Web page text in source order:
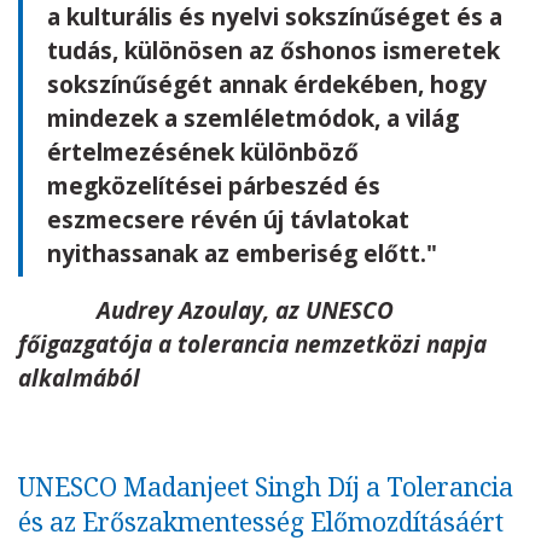
a kulturális és nyelvi sokszínűséget és a
tudás, különösen az őshonos ismeretek
sokszínűségét annak érdekében, hogy
mindezek a szemléletmódok, a világ
értelmezésének különböző
megközelítései párbeszéd és
eszmecsere révén új távlatokat
nyithassanak az emberiség előtt."
Audrey Azoulay, az UNESCO
főigazgatója a tolerancia nemzetközi napja
alkalmából
UNESCO Madanjeet Singh Díj a Tolerancia
és az Erőszakmentesség Előmozdításáért